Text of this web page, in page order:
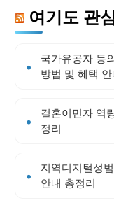
여기도 관
국가유공자 등
방법 및 혜택
결혼이민자 역
정리
지역디지털성
안내 총정리